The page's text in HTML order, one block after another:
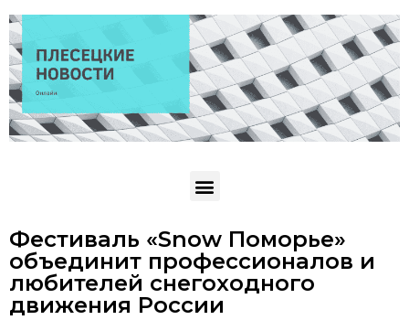
Фестиваль «Snow Поморье»
объединит профессионалов и
любителей снегоходного
движения России